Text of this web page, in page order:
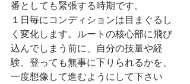
番としても緊張する時期です。
１日毎にコンディションは目まぐるし
く変化します。ルートの核心部に飛び
込んでしまう前に、自分の技量や経
験、登っても無事に下りられるかを、
一度想像して進むようにして下さい